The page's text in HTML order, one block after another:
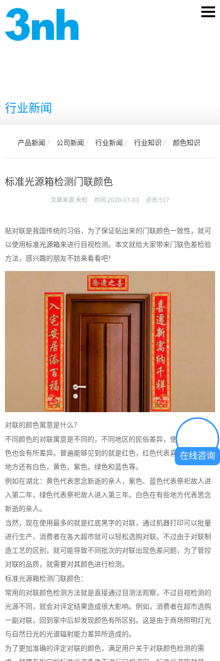
行业新闻
产品新闻 公司新闻 行业新闻 行业知识 颜色知识
标准光源箱检测门联颜色
文章来源:未知 时间:2020-07-03 点击:517
贴对联是我国传统的习俗，为了保证贴出来的门联颜色一致性，就可
以使用标准光源箱来进行目视检测。本文就给大家带来门联色差检验
方法，感兴趣的朋友不妨来看看吧！
对联的颜色寓意是什么？
不同颜色的对联寓意是不同的，不同地区的民俗差异，使用对联的颜
色也会有所差异。普遍能够见到的就是红色，红色代表喜迎。在有些
地方还有白色，黄色，紫色，绿色和蓝色等。
例如在湖北：黄色代表思念新逝的亲人，紫色、蓝色代表祭祀故人进
入第二年，绿色代表祭祀故人进入第三年。白色在有些地方代表思念
新逝的亲人。
当然，现在使用最多的就是红底黑字的对联，通过机器打印可以批量
进行生产，消费者在各大超市就可以轻松选购对联。不过由于对联制
造工艺的区别，就可能导致不同批次的对联出现色差问题，为了管控
对联的品质，就需要对其颜色进行检测。
标准光源箱检测门联颜色：
常用的对联颜色检测方法就是直接通过目测法观察，不过目视检测的
光源不同，就会对评定结果造成很大影响。例如，消费者在超市选购
一副对联，回到家中后却发现颜色有所区别。这是由于商场照明灯光
与自然日光的光谱辐射能力差异所造成的。
为了更加准确的评定对联的颜色，满足用户关于对联颜色检测的需
在线咨询